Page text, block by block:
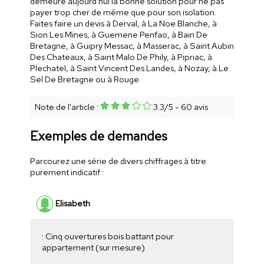
payer trop cher de même que pour son isolation.
Faites faire un devis à Derval, à La Noe Blanche, à
Sion Les Mines, à Guemene Penfao, à Bain De
Bretagne, à Guipry Messac, à Masserac, à Saint Aubin
Des Chateaux, à Saint Malo De Phily, à Pipriac, à
Plechatel, à Saint Vincent Des Landes, à Nozay, à Le
Sel De Bretagne ou à Rouge.
Note de l'article : 3.3/5 - 60 avis
Exemples de demandes
Parcourez une série de divers chiffrages à titre
purement indicatif :
Elisabeth
: Cinq ouvertures bois battant pour
appartement (sur mesure)